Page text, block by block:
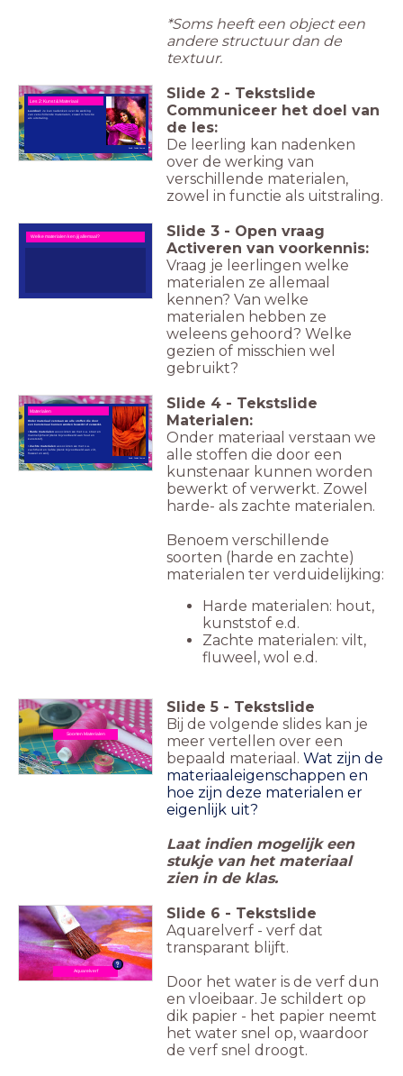
*Soms heeft een object een
andere structuur dan de
textuur.
Les 2: Kunst & Materiaal
Beeld: Publiek Domein
Leerdoel : Je kan nadenken over de werking
van verschillende materialen, zowel in functie
als uitstraling.
Slide 2 - Tekstslide
Communiceer het doel van
de les:
De leerling kan nadenken
over de werking van
verschillende materialen,
zowel in functie als uitstraling.
Welke materialen ken jij allemaal? Slide 3 - Open vraag
Activeren van voorkennis:
Vraag je leerlingen welke
materialen ze allemaal
kennen? Van welke
materialen hebben ze
weleens gehoord? Welke
gezien of misschien wel
gebruikt?
Materialen
Beeld: Publiek Domein
Onder materiaal verstaan we alle stoffen die door
een kunstenaar kunnen worden bewerkt of verwerkt.
• Harde materialen associëren we met o.a. stoer en
mannelijkheid (denk bijvoorbeeld aan hout en
kunststof).
• Zachte materialen associëren we met o.a.
zachtheid en liefde (denk bijvoorbeeld aan vilt,
fluweel en wol).
Slide 4 - Tekstslide
Materialen:
Onder materiaal verstaan we
alle stoffen die door een
kunstenaar kunnen worden
bewerkt of verwerkt. Zowel
harde- als zachte materialen.
Benoem verschillende
soorten (harde en zachte)
materialen ter verduidelijking:
Harde materialen: hout,
kunststof e.d.
Zachte materialen: vilt,
fluweel, wol e.d.
Soorten Materialen
Slide 5 - Tekstslide
Bij de volgende slides kan je
meer vertellen over een
bepaald materiaal. Wat zijn de
materiaaleigenschappen en
hoe zijn deze materialen er
eigenlijk uit?
Laat indien mogelijk een
stukje van het materiaal
zien in de klas.
Aquarelverf
Slide 6 - Tekstslide
Aquarelverf - verf dat
transparant blijft.
Door het water is de verf dun
en vloeibaar. Je schildert op
dik papier - het papier neemt
het water snel op, waardoor
de verf snel droogt.